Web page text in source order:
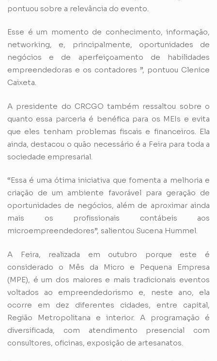
pontuou sobre a relevância do evento.
Esse é um momento de conhecimento, informação,
networking, e, principalmente, oportunidades de
negócios e de aperfeiçoamento de habilidades
empreendedoras e os contadores ”, pontuou Clenice
Caixeta.
A presidente do CRCGO também ressaltou sobre o
quanto essa parceria é benéfica para os MEIs e evita
que eles tenham problemas fiscais e financeiros. Ela
ainda, destacou o quão necessário é a Feira para toda a
sociedade empresarial.
“Essa é uma ótima iniciativa que fomenta a melhoria e
criação de um ambiente favorável para geração de
oportunidades de negócios, além de aproximar ainda
mais os profissionais contábeis aos
microempreendedores”, salientou Sucena Hummel.
A Feira, realizada em outubro porque este é
considerado o Mês da Micro e Pequena Empresa
(MPE), é um dos maiores e mais tradicionais eventos
voltados ao empreendedorismo e, neste ano, ela
ocorre em dez diferentes cidades, entre capital,
Região Metropolitana e interior. A programação é
diversificada, com atendimento presencial com
consultores, oficinas, exposição de artesanatos.